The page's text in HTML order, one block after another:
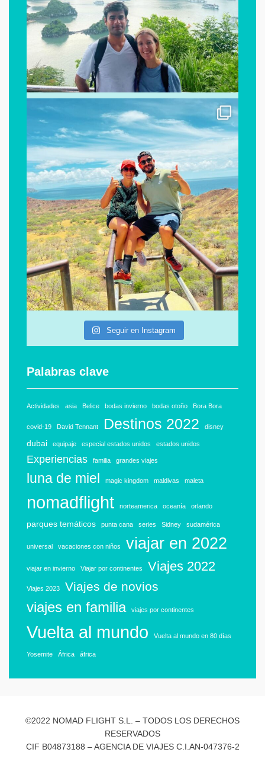
Seguir en Instagram
Palabras clave
Actividades asia Belice bodas invierno bodas otoño Bora Bora
covid-19 David Tennant Destinos 2022 disney
dubai equipaje especial estados unidos estados unidos
Experiencias familia grandes viajes
luna de miel magic kingdom maldivas maleta
nomadflight norteamerica oceanía orlando
parques temáticos punta cana series Sidney sudamérica
universal vacaciones con niños viajar en 2022
viajar en invierno Viajar por continentes Viajes 2022
Viajes 2023 Viajes de novios
viajes en familia viajes por continentes
Vuelta al mundo Vuelta al mundo en 80 días
Yosemite África áfrica
©2022 NOMAD FLIGHT S.L. – TODOS LOS DERECHOS
RESERVADOS
CIF B04873188 – AGENCIA DE VIAJES C.I.AN-047376-2